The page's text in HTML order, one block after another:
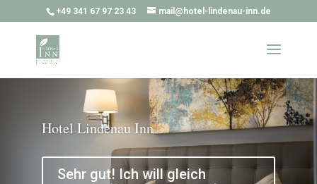
+49 341 67 97 23 43 mail@hotel-lindenau-inn.de
Hotel Lindenau Inn
Sehr gut! Ich will gleich